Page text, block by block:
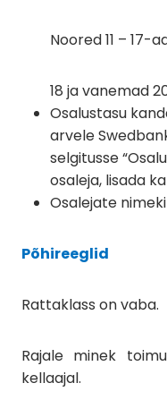
Noored 11 – 17-
18 ja vanemad
Osalustasu
arvele
selgitusse
osaleja, lisada
Osalejate
Põhireeglid
Rattaklass on vaba.
Rajale minek
kellaajal.